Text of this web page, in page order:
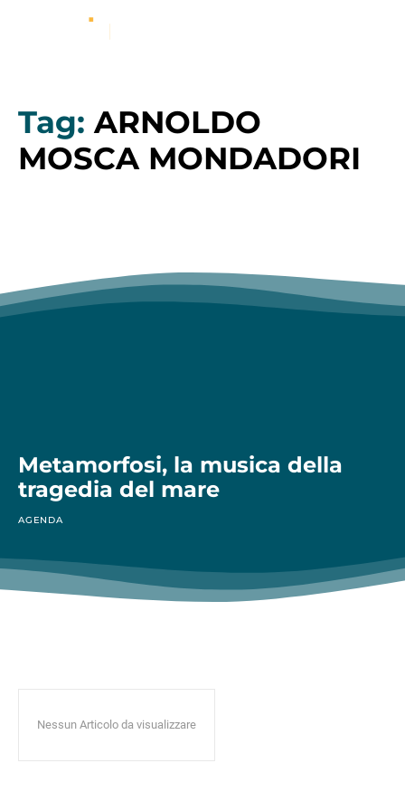
Tag:ARNOLDO
MOSCA MONDADORI
Metamorfosi, la musica della
tragedia del mare
AGENDA
Nessun Articolo da visualizzare